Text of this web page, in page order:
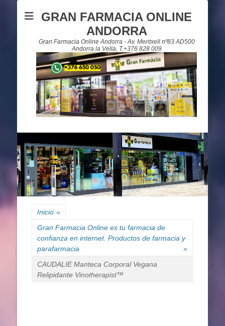
GRAN FARMACIA ONLINE
ANDORRA
Gran Farmacia Online Andorra - Av. Meritxell nº83 AD500
Andorra la Vella, T.+376 828 009
Inicio »
Gran Farmacia Online es tu farmacia de
confianza en internet. Productos de farmacia y
parafarmacia
»
CAUDALIE Manteca Corporal Vegana
Relipidante Vinotherapist™